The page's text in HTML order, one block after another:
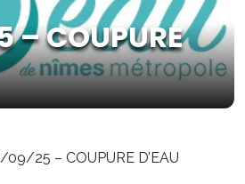
COUPURE
09/25 – COUPURE D’EAU